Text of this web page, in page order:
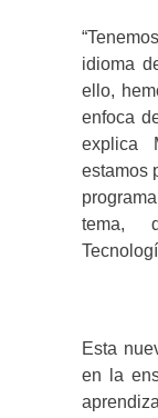
idioma
ello,
enfoca
explica
estamos
tema,
Esta
en la